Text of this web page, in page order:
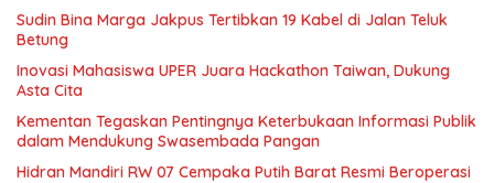
Sudin Bina Marga Jakpus Tertibkan 19 Kabel di Jalan Teluk
Betung
Inovasi Mahasiswa UPER Juara Hackathon Taiwan, Dukung
Asta Cita
Kementan Tegaskan Pentingnya Keterbukaan Informasi Publik
dalam Mendukung Swasembada Pangan
Hidran Mandiri RW 07 Cempaka Putih Barat Resmi Beroperasi